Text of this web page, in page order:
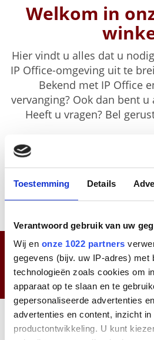
Toestemming Details
Verantwoord gebruik van uw
Wij en onze 1022 partners
gegevens (bijv. uw IP-adres) met
technologieën zoals cookies om
apparaat op te slaan en te
gepersonaliseerde advertenties
advertenties en content, inzicht in
productontwikkeling. U kunt
Welkom in
Hier vindt u alles dat u
IP Office-omgeving uit te
Bekend met IP Office
vervanging? Ook dan bent
Heeft u vragen? Bel
De situatie rondom het
op de beschikbaarheid
<langer>
Webshop én
Slimme support met
Binnen 2
Geen gegevens gevonden.